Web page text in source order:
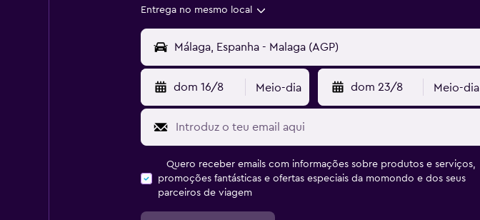
Entrega no mesmo local
dom 16/8 Meio-dia dom 23/8 Meio-dia
Quero receber emails com informações sobre produtos e serviços,
promoções fantásticas e ofertas especiais da momondo e dos seus
parceiros de viagem